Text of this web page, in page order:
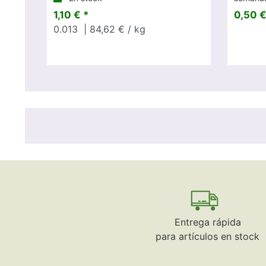
1,10 € *
0.013
| 84,62 € / kg
0,50
Entrega rápida
para artículos en stock